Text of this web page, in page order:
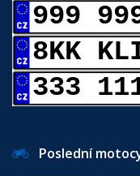
999
8KK
333
Poslední